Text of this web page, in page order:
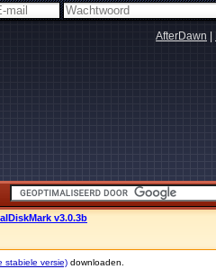
AfterDawn
v3.0.3b
stabiele versie) downloaden.